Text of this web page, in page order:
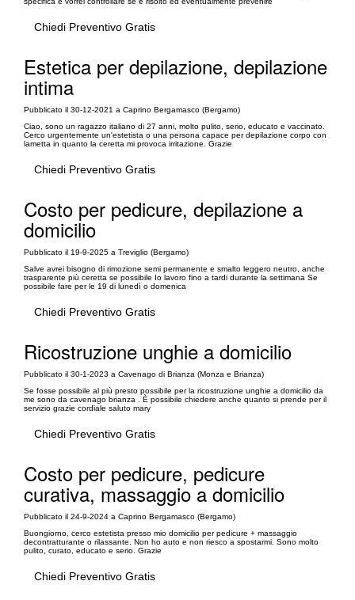
Chiedi Preventivo Gratis
Estetica per depilazione, depilazione
intima
Pubblicato il 30-12-2021 a Caprino Bergamasco (Bergamo)
Ciao, sono un ragazzo italiano di 27 anni, molto pulito, serio, educato e vaccinato.
Cerco urgentemente un'estetista o una persona capace per depilazione corpo con
lametta in quanto la ceretta mi provoca irritazione. Grazie
Chiedi Preventivo Gratis
Costo per pedicure, depilazione a
domicilio
Pubblicato il 19-9-2025 a Treviglio (Bergamo)
Salve avrei bisogno di rimozione semi permanente e smalto leggero neutro, anche
trasparente più ceretta se possibile Io lavoro fino a tardi durante la settimana Se
possibile fare per le 19 di lunedì o domenica
Chiedi Preventivo Gratis
Ricostruzione unghie a domicilio
Pubblicato il 30-1-2023 a Cavenago di Brianza (Monza e Brianza)
Se fosse possibile al più presto possibile per la ricostruzione unghie a domicilio da
me sono da cavenago brianza . È possibile chiedere anche quanto si prende per il
servizio grazie cordiale saluto mary
Chiedi Preventivo Gratis
Costo per pedicure, pedicure
curativa, massaggio a domicilio
Pubblicato il 24-9-2024 a Caprino Bergamasco (Bergamo)
Buongiorno, cerco estetista presso mio domicilio per pedicure + massaggio
decontratturante o rilassante. Non ho auto e non riesco a spostarmi. Sono molto
pulito, curato, educato e serio. Grazie
Chiedi Preventivo Gratis